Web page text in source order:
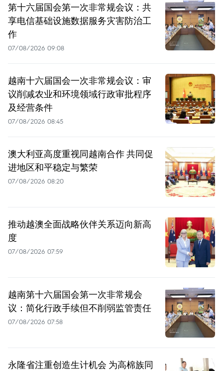
第十六届国会第一次非常规会议：共
享电信基础设施数据服务灾害防治工
作
07/08/2026 09:08
越南十六届国会一次非常规会议：审
议削减农业和环境领域行政审批程序
及经营条件
07/08/2026 08:45
澳大利亚高度重视同越南合作 共同促
进地区和平稳定与繁荣
07/08/2026 08:20
推动越澳全面战略伙伴关系迈向新高
度
07/08/2026 07:59
越南第十六届国会第一次非常规会
议：简化行政手续但不削弱监管责任
07/08/2026 07:58
永隆省注重创造生计机会 为高棉族同